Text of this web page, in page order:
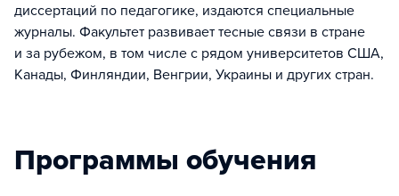
диссертаций по педагогике, издаются специальные
журналы. Факультет развивает тесные связи в стране
и за рубежом, в том числе с рядом университетов США,
Канады, Финляндии, Венгрии, Украины и других стран.
Программы обучения